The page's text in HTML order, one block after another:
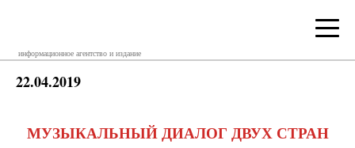
информационное агентство и издание
22.04.2019
МУЗЫКАЛЬНЫЙ ДИАЛОГ ДВУХ СТРАН